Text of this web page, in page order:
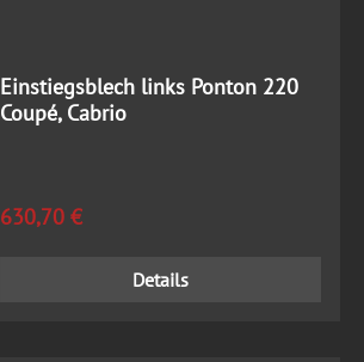
Einstiegsblech links Ponton 220
Coupé, Cabrio
Regulärer Preis:
630,70 €
Details